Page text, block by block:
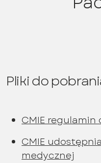
Pliki do
CMIE
CMIE
medycznej